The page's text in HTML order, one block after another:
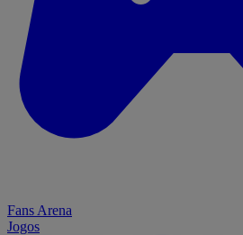
Fans Arena
Jogos